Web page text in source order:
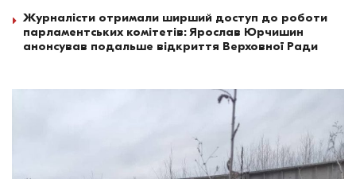
Журналісти отримали ширший доступ до роботи
парламентських комітетів: Ярослав Юрчишин
анонсував подальше відкриття Верховної Ради